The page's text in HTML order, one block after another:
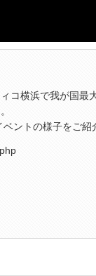
コ横浜で我が国最
ントの様子をご紹